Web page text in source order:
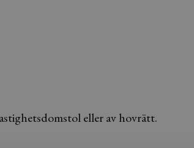
eller av hovrätt.